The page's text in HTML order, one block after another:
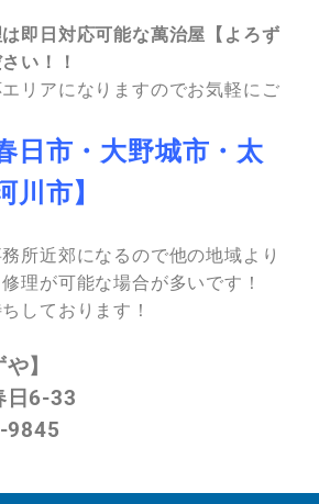
即日対応可能な萬治屋【よろず
い！！
リアになりますのでお気軽にご
日市・大野城市・太
川市】
務所近郊になるので他の地域より
理が可能な場合が多いです！
しております！
】
日6-33
9845